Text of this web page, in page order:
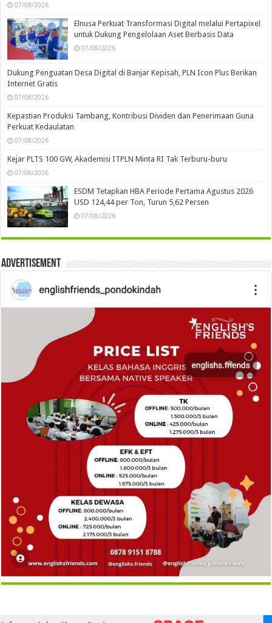
07/08/2026
Elnusa Perkuat Transformasi Digital melalui Pertapixel
untuk Dukung Pengelolaan Aset Berbasis Data
07/08/2026
Dukung Penguatan Desa Digital di Banjar Kepisah, PLN Icon Plus Berikan
Internet Gratis
07/08/2026
Kepastian Produksi Tambang, Kontribusi Dividen dan Penerimaan Guna
Perkuat Kedaulatan
07/08/2026
Kejar PLTS 100 GW, Akademisi ITPLN Minta RI Tak Terburu-buru
07/08/2026
ESDM Tetapkan HBA Periode Pertama Agustus 2026
USD 124,44 per Ton, Turun 5,62 Persen
07/08/2026
Advertisement